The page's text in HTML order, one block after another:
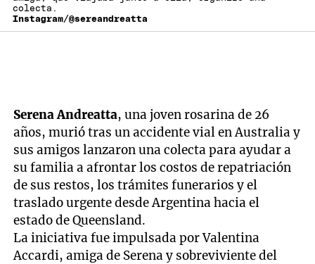
colecta.
Instagram/@sereandreatta
Serena Andreatta, una joven rosarina de 26
años, murió tras un accidente vial en Australia y
sus amigos lanzaron una colecta para ayudar a
su familia a afrontar los costos de repatriación
de sus restos, los trámites funerarios y el
traslado urgente desde Argentina hacia el
estado de Queensland.
La iniciativa fue impulsada por Valentina
Accardi, amiga de Serena y sobreviviente del